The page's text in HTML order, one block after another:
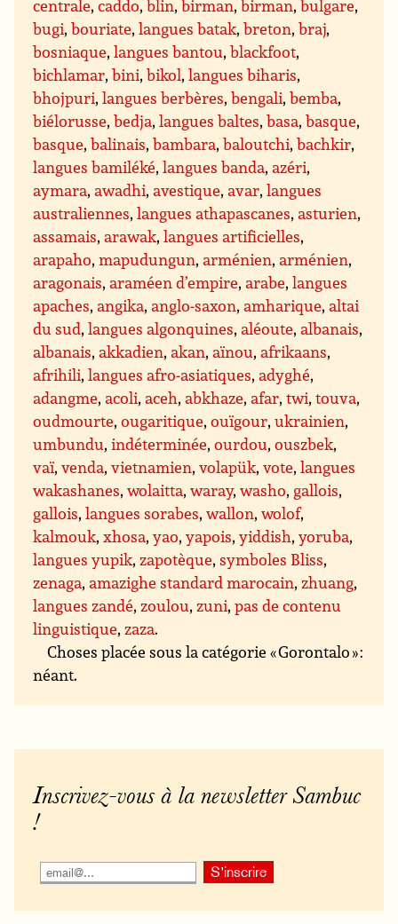
centrale,caddo,blin,birman,birman,bulgare,
bugi,bouriate,langues batak,breton,braj,
bosniaque,langues bantou,blackfoot,
bichlamar,bini,bikol,langues biharis,
bhojpuri,langues berbères,bengali,bemba,
biélorusse,bedja,langues baltes,basa,basque,
basque,balinais,bambara,baloutchi,bachkir,
langues bamiléké,langues banda,azéri,
aymara,awadhi,avestique,avar,langues
australiennes,langues athapascanes,asturien,
assamais,arawak,langues artificielles,
arapaho,mapudungun,arménien,arménien,
aragonais,araméen d’empire,arabe,langues
apaches,angika,anglo-saxon,amharique,altai
du sud,langues algonquines,aléoute,albanais,
albanais,akkadien,akan,aïnou,afrikaans,
afrihili,langues afro-asiatiques,adyghé,
adangme,acoli,aceh,abkhaze,afar,twi,touva,
oudmourte,ougaritique,ouïgour,ukrainien,
umbundu,indéterminée,ourdou,ouszbek,
vaï,venda,vietnamien,volapük,vote,langues
wakashanes,wolaitta,waray,washo, gallois,
gallois,langues sorabes,wallon,wolof,
kalmouk,xhosa,yao,yapois,yiddish,yoruba,
langues yupik,zapotèque,symboles Bliss,
zenaga,amazighe standard marocain,zhuang,
langues zandé,zoulou,zuni,pas de contenu
linguistique,zaza.
Choses placée sous la catégorie « Gorontalo » :
néant.
Inscrivez-vous à la newsletter Sambuc
!